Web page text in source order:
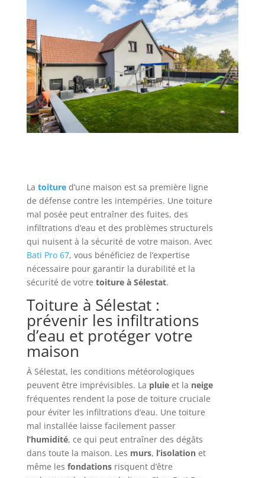
La toiture d’une maison est sa première ligne
de défense contre les intempéries. Une toiture
mal posée peut entraîner des fuites, des
infiltrations d’eau et des problèmes structurels
qui nuisent à la sécurité de votre maison. Avec
Bati Pro 67, vous bénéficiez de l’expertise
nécessaire pour garantir la durabilité et la
sécurité de votre toiture à Sélestat.
Toiture à Sélestat :
prévenir les infiltrations
d’eau et protéger votre
maison
À Sélestat, les conditions météorologiques
peuvent être imprévisibles. La pluieet la neige
fréquentes rendent la pose de toiture cruciale
pour éviter les infiltrations d’eau. Une toiture
mal installée laisse facilement passer
l’humidité, ce qui peut entraîner des dégâts
dans toute la maison. Les murs, l’isolationet
même les fondationsrisquent d’être